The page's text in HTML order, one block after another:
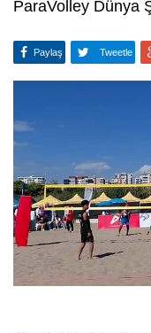
ParaVolley Dünya
Paylaş Tweetle